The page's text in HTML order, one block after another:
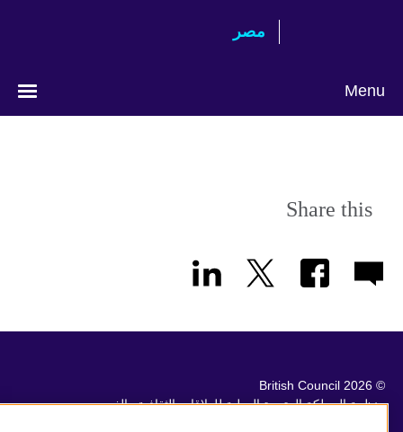
مصر‎
Menu
Share this
© 2026 British Council
منظمة المملكة المتحدة الدولية للعلاقات الثقافية والفرص